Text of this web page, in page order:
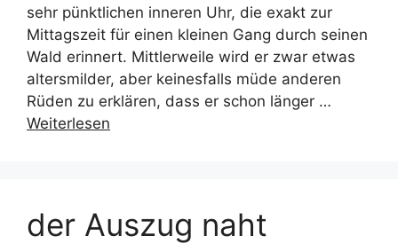
sehr pünktlichen inneren Uhr, die exakt zur
Mittagszeit für einen kleinen Gang durch seinen
Wald erinnert. Mittlerweile wird er zwar etwas
altersmilder, aber keinesfalls müde anderen
Rüden zu erklären, dass er schon länger …
Weiterlesen
der Auszug naht